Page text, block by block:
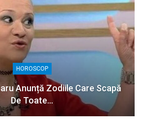
HOROSCOP
Anunță Zodiile Care Scapă
De Toate…